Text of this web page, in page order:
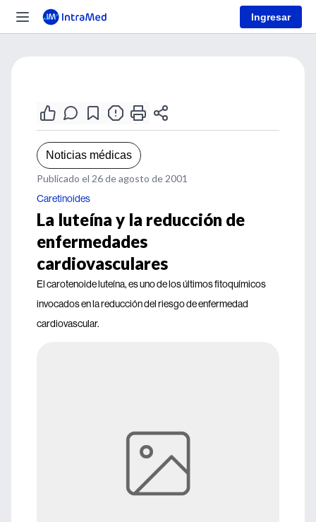
Ingresar
Noticias médicas
Publicado el 26 de agosto de 2001
Caretinoides
La luteína y la reducción de
enfermedades
cardiovasculares
El carotenoide luteína, es uno de los últimos fitoquímicos
invocados en la reducción del riesgo de enfermedad
cardiovascular.